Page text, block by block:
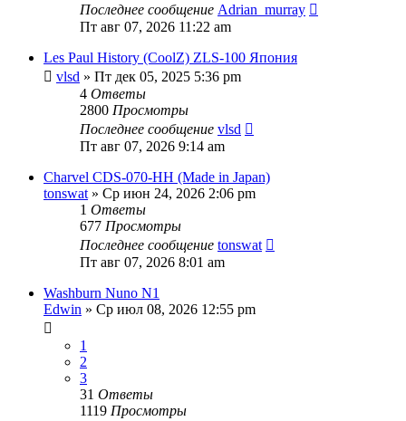
Последнее сообщение Adrian_murray
Пт авг 07, 2026 11:22 am
Les Paul History (CoolZ) ZLS-100 Япония
vlsd » Пт дек 05, 2025 5:36 pm
4 Ответы
2800 Просмотры
Последнее сообщение vlsd
Пт авг 07, 2026 9:14 am
Charvel CDS-070-HH (Made in Japan)
tonswat » Ср июн 24, 2026 2:06 pm
1 Ответы
677 Просмотры
Последнее сообщение tonswat
Пт авг 07, 2026 8:01 am
Washburn Nuno N1
Edwin » Ср июл 08, 2026 12:55 pm
1
2
3
31 Ответы
1119 Просмотры